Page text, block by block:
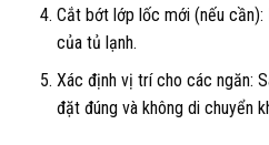
Cắt bớt lớp lốc mới (nếu
của tủ lạnh.
Xác định vị trí cho các ngăn:
đặt đúng và không di chuyển